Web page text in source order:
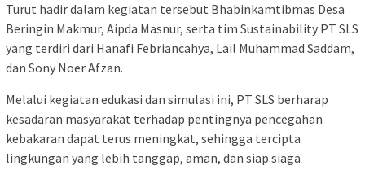
Turut hadir dalam kegiatan tersebut Bhabinkamtibmas Desa
Beringin Makmur, Aipda Masnur, serta tim Sustainability PT SLS
yang terdiri dari Hanafi Febriancahya, Lail Muhammad Saddam,
dan Sony Noer Afzan.
Melalui kegiatan edukasi dan simulasi ini, PT SLS berharap
kesadaran masyarakat terhadap pentingnya pencegahan
kebakaran dapat terus meningkat, sehingga tercipta
lingkungan yang lebih tanggap, aman, dan siap siaga